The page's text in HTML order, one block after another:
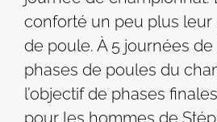
conforté un peu plus
de poule. À 5 journées de
phases de poules du
l’objectif de phases
pour les hommes de